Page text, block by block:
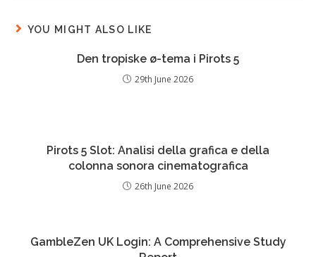
YOU MIGHT ALSO LIKE
Den tropiske ø-tema i Pirots 5
29th June 2026
Pirots 5 Slot: Analisi della grafica e della
colonna sonora cinematografica
26th June 2026
GambleZen UK Login: A Comprehensive Study